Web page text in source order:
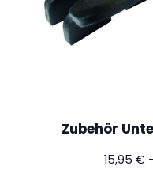
Zubehör
15,95 €